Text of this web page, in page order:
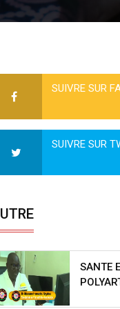
SUIVRE SUR
SUIVRE SUR
SANTE